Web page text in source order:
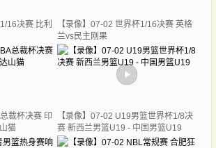
16决赛 比利
【录像】07-02 世界杯1/16决赛 英格
兰vs民主刚果
裁杯决赛 印
猫
【录像】07-02 U19男篮世界杯1/8决
赛 新西兰男篮U19 - 中国男篮U19